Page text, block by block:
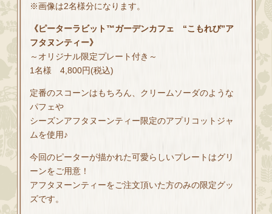
※画像は2名様分になります。
《ピーターラビット™ガーデンカフェ “こもれび”ア
フタヌンティー》
～オリジナル限定プレート付き～
1名様 4,800円(税込)
定番のスコーンはもちろん、クリームソーダのような
パフェや
シーズンアフタヌーンティー限定のアプリコットジャ
ムを使用♪
今回のピーターが描かれた可愛らしいプレートはグリ
ーンをご用意！
アフタヌーンティーをご注文頂いた方のみの限定グッ
ズです。